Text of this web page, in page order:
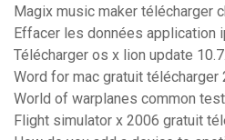
Magix music maker télécharger
Effacer les données application
Télécharger os x lion update
Word for mac gratuit télécharger
World of warplanes common
Flight simulator x 2006 gratuit